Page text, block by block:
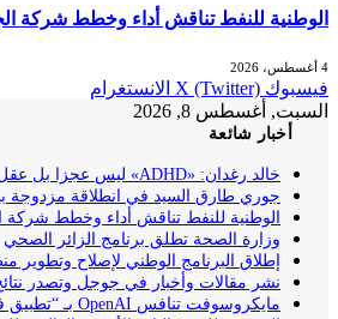
الوطنية للنفط تناقش أداء وخطط شركة
فيسبوك X (Twitter) الانستغرام
السبت, أغسطس 8, 2026
أخبار شائعة
خالد رغدان: «ADHD» ليس عجزا بل عقل يعمل بذكاء وإيقاع مختلف
جوري طارق السيد في انطلاقة مزدوجة بين
الوطنية للنفط تناقش أداء وخطط شركة
وزارة الصحة تطلق برنامج الزائر الصحي
إطلاق البرنامج الوطني لإصلاح وتطوير
نشر مقالات وأخبار في جوجل وتصدر
مايكروسوفت تنافس OpenAI بـ “تطبيق فائق” لخدمات Copilot